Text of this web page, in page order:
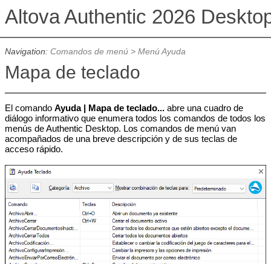
Altova Authentic 2026
Navigation: Comandos de menú> Menú Ayuda
Mapa de teclado
El comando Ayuda | Mapa de teclado...abre una cuadro de
diálogo informativo que enumera todos los comandos de todos los
menús de Authentic Desktop. Los comandos de menú van
acompañados de una breve descripción y de sus teclas de
acceso rápido.